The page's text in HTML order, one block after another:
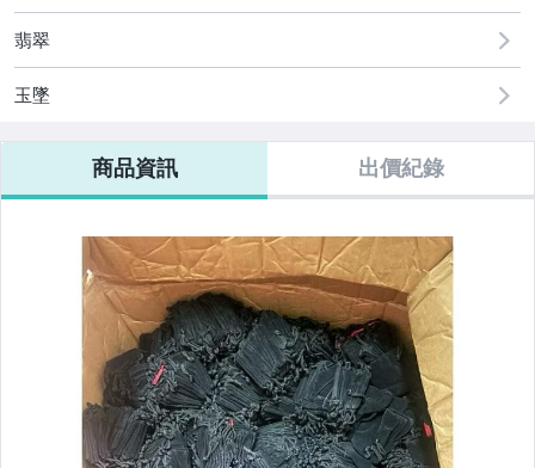
男性精品與服飾
女裝與服飾配件
女包精品與女鞋
家電與影音視聽
運動、戶外與休閒
翡翠
玉墜
商品資訊 出價紀錄